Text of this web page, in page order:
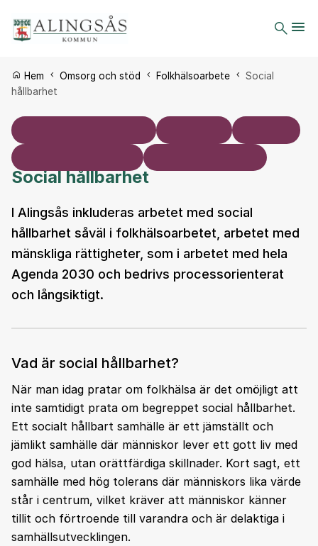
Du är här:
Hem Omsorg och stöd Folkhälsoarbete
Social
hållbarhet
Social hållbarhet
I Alingsås inkluderas arbetet med social
hållbarhet såväl i folkhälsoarbetet, arbetet med
mänskliga rättigheter, som i arbetet med hela
Agenda 2030 och bedrivs processorienterat
och långsiktigt.
Vad är social hållbarhet?
När man idag pratar om folkhälsa är det omöjligt att
inte samtidigt prata om begreppet social hållbarhet.
Ett socialt hållbart samhälle är ett jämställt och
jämlikt samhälle där människor lever ett gott liv med
god hälsa, utan orättfärdiga skillnader. Kort sagt, ett
samhälle med hög tolerans där människors lika värde
står i centrum, vilket kräver att människor känner
tillit och förtroende till varandra och är delaktiga i
samhällsutvecklingen.